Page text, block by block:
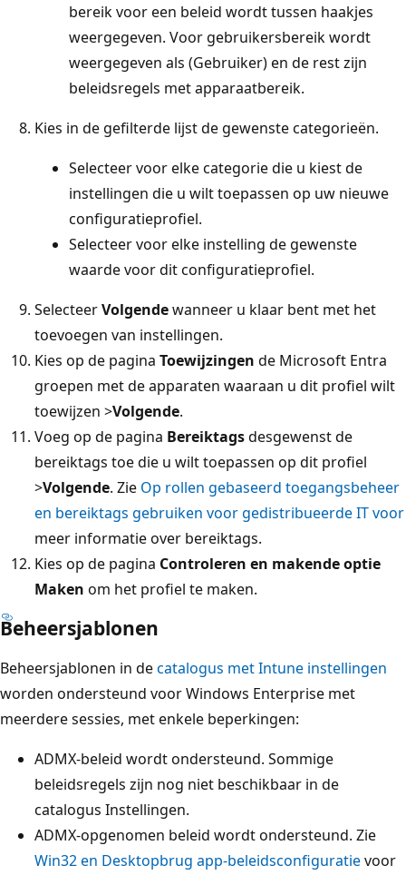
bereik voor een beleid wordt tussen haakjes
weergegeven. Voor gebruikersbereik wordt
weergegeven als (Gebruiker) en de rest zijn
beleidsregels met apparaatbereik.
Kies in de gefilterde lijst de gewenste categorieën.
Selecteer voor elke categorie die u kiest de
instellingen die u wilt toepassen op uw nieuwe
configuratieprofiel.
Selecteer voor elke instelling de gewenste
waarde voor dit configuratieprofiel.
SelecteerVolgendewanneer u klaar bent met het
toevoegen van instellingen.
Kies op de pagina Toewijzingen de Microsoft Entra
groepen met de apparaten waaraan u dit profiel wilt
toewijzen >Volgende.
Voeg op de pagina Bereiktagsdesgewenst de
bereiktags toe die u wilt toepassen op dit profiel
>Volgende. Zie Op rollen gebaseerd toegangsbeheer
en bereiktags gebruiken voor gedistribueerde IT voor
meer informatie over bereiktags.
Kies op de pagina Controleren en makende optie
Maken om het profiel te maken.
Beheersjablonen
Beheersjablonen in decatalogus met Intune instellingen
worden ondersteund voor Windows Enterprise met
meerdere sessies, met enkele beperkingen:
ADMX-beleid wordt ondersteund. Sommige
beleidsregels zijn nog niet beschikbaar in de
catalogus Instellingen.
ADMX-opgenomen beleid wordt ondersteund. Zie
Win32 en Desktopbrug app-beleidsconfiguratievoor